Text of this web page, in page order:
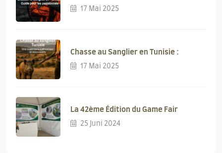
17 Mai 2025
Chasse au Sanglier en Tunisie :
17 Mai 2025
La 42ème Édition du Game Fair
25 Juni 2024